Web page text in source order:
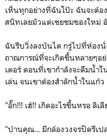
เห็นทุกอย่างที่ฉันโป๊ะ ฉันจะต้
สนิทเลยมัวแต่เชยชมของใหม่
ฉันรีบวิ่งลงบันได กรู่ไปที่ห้อง
ถาณการณ์ที่จะเกิดขึ้นหลายๆอ
เตอร์ ตอนที่เขากำลังจะดืมน้ำ
เล่น จนเขาต้องสำลักน้ำในแก้ว
"อั๊ก!!! เฮ้!! เกิดอะไรขึ้นหรอ ลิเลี
"บ้านคุณ... มีกล้องวงจรปิดรึเป